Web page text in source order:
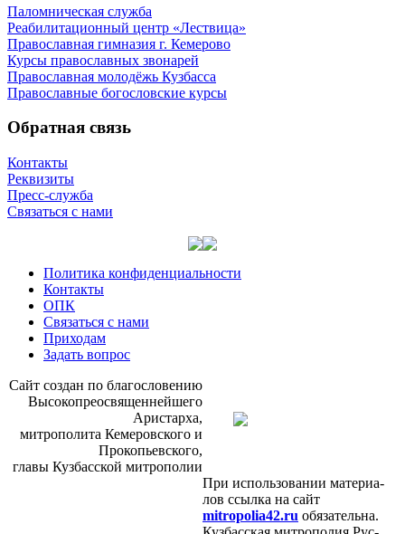
Паломническая служба
Реабилитационный центр «Лествица»
Православная гимназия г. Кемерово
Курсы православных звонарей
Православная молодёжь Кузбасса
Православные богословские курсы
Обратная связь
Контакты
Реквизиты
Пресс-служба
Связаться с нами
Политика конфиденциальности
Контакты
ОПК
Связаться с нами
Приходам
Задать вопрос
Сайт со­здан по бла­го­сло­ве­нию
Вы­со­ко­прео­свя­щен­ней­ше­го
Ари­стар­ха,
мит­ро­по­ли­та Ке­ме­ров­ско­го и
Про­ко­пьев­ско­го,
гла­вы Куз­бас­ской мит­ро­по­лии
При ис­поль­зо­ва­нии ма­те­ри­а­
лов ссыл­ка на сайт
mitropolia42.ru обя­за­тель­на.